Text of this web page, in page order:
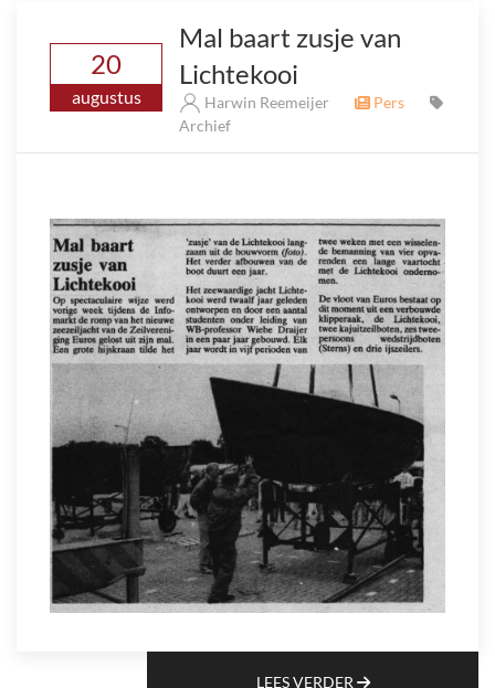
20
augustus
Mal baart zusje van
Lichtekooi
Harwin Reemeijer
Pers
Archief
LEES VERDER